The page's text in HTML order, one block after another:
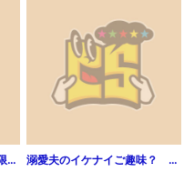
サマータイムレンダ【期間限定無料】 1 溺愛夫のイケナイご趣味？ 侯爵は義妹を妻にご所望です～過剰な溺愛、異常な求愛～特別番外編～【電子限定版】